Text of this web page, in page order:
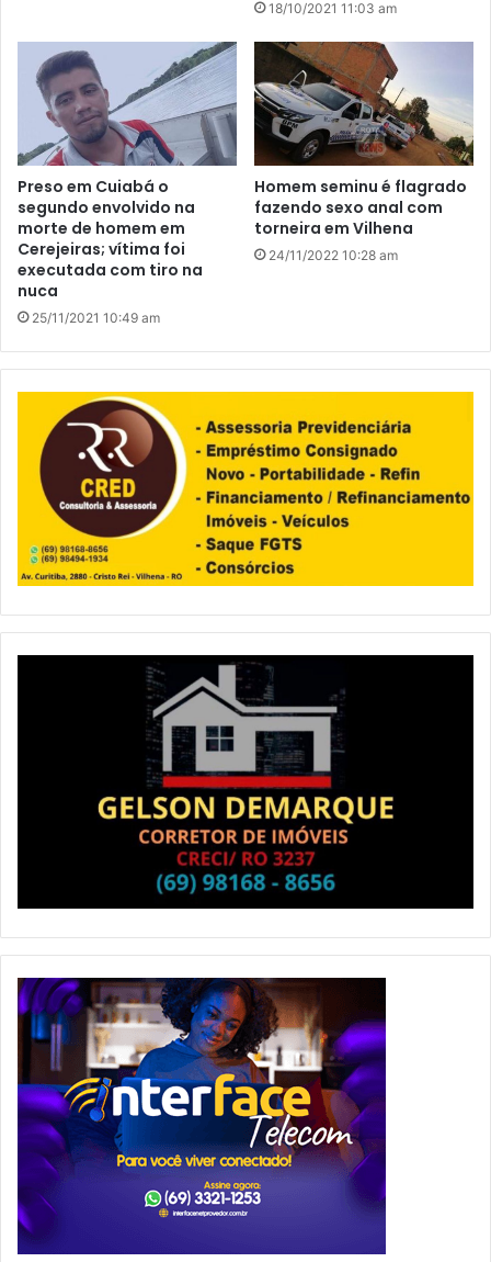
18/10/2021 11:03 am
Preso em Cuiabá o
segundo envolvido na
morte de homem em
Cerejeiras; vítima foi
executada com tiro na
nuca
25/11/2021 10:49 am
Homem seminu é flagrado
fazendo sexo anal com
torneira em Vilhena
24/11/2022 10:28 am